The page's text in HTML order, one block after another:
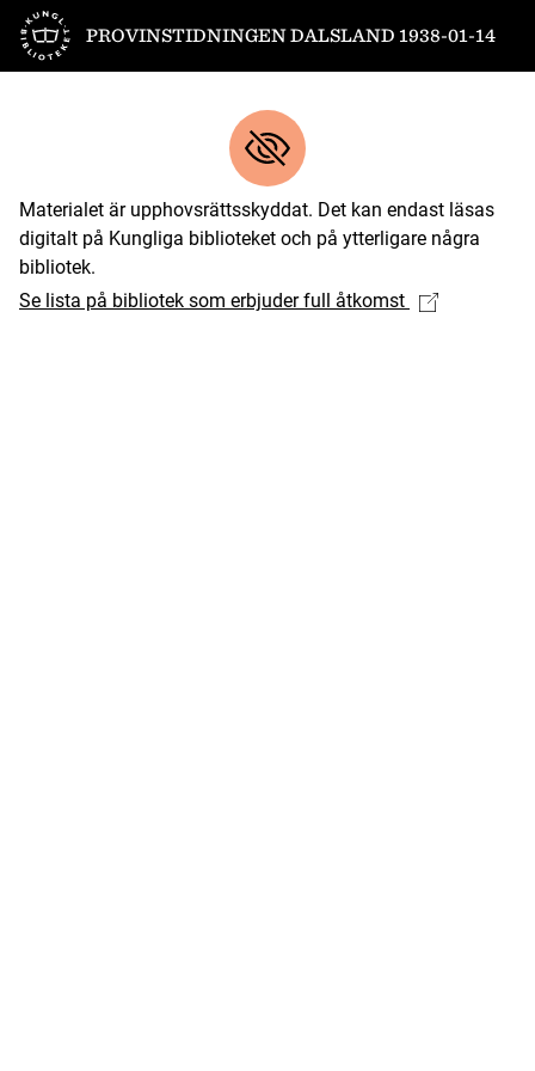
Till startsidan
PROVINSTIDNINGEN DALSLAND 1938-01-14
Materialet är upphovsrättsskyddat. Det kan endast läsas
digitalt på Kungliga biblioteket och på ytterligare några
bibliotek.
Se lista på bibliotek som erbjuder full åtkomst